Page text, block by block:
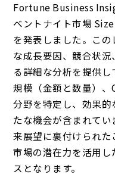
Fortune Business
ベントナイト市場
を発表しました。こ
な成長要因、競合状
る詳細な分析を提供
規模（金額と数量）、
分野を特定し、効果
たな機会が含まれて
来展望に裏付けられた
市場の潜在力を活用
スとなります。